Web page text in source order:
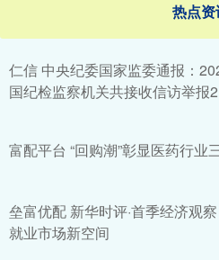
热点资
仁信 中央纪委国家监委通报：
国纪检监察机关共接收信访举报
富配平台 “回购潮”彰显医药行业
垒富优配 新华时评·首季经济观
就业市场新空间